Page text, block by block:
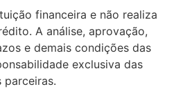
financeira e não realiza
A análise, aprovação,
e demais condições das
exclusiva das
parceiras.